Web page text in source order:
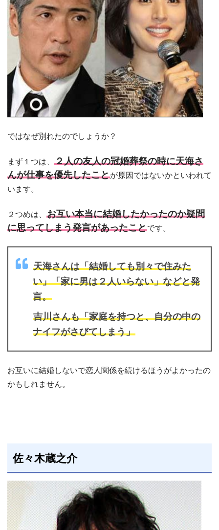
ではなぜ別れたのでしょうか？
まず１つは、 ２人の友人の冠婚葬祭の時に天海さ
んが仕事を優先したことが原因ではないかといわれて
います。
２つめは、 お互い本当に結婚したかったのか疑問
に思ってしまう発言があったことです。
天海さんは「結婚しても別々で住みた
い」「家に男は２人いらない」などと発
言。
吉川さんも「家庭を持つと、自分の中の
ナイフがさびてしまう」
お互いに結婚しないで恋人関係を続けるほうがよかったの
かもしれません。
佐々木蔵之介